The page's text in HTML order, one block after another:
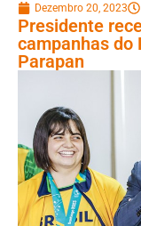
Dezembro 20, 2023
Presidente
campanhas do
Parapan